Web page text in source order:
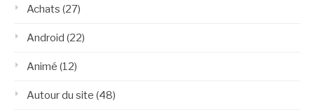
Achats (27)
Android (22)
Animé (12)
Autour du site (48)